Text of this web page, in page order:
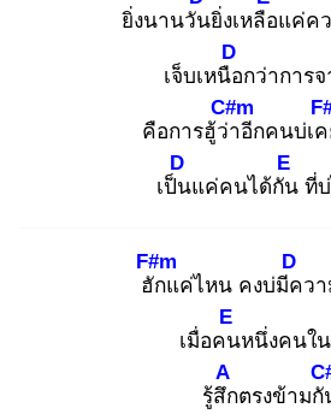
ยิ่งนานวันยิ่งเหลือแค่ค
เจ็บเหนือ
D
กว่าการ
คือการฮู้ว่า
C#m
อีกคนบ่เ
เป็น
D
แค่คนได้กัน
E
ที่
ฮัก
F#m
แค่ไหน คงบ่มีค
D
ว
เมื่อคน
E
หนึ่งคนใ
รู้สึก
A
ตรงข้ามกั